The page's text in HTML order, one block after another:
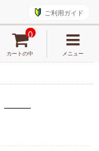
ご利用ガイド
カートの中
0
メニュー